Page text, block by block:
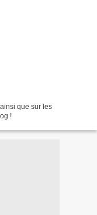
que sur les
!